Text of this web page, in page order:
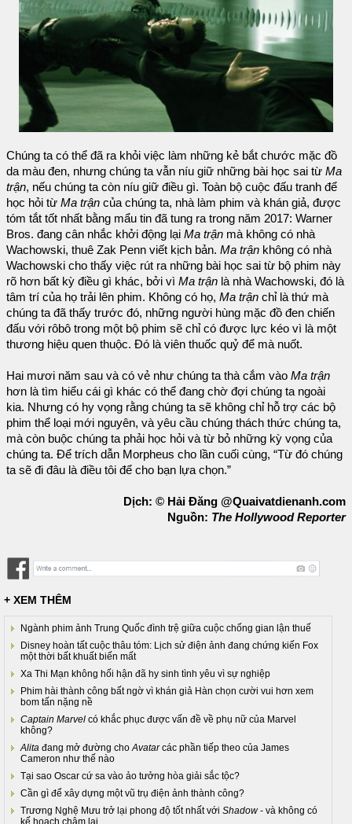
Chúng ta có thể đã ra khỏi việc làm những kẻ bắt chước mặc đồ
da màu đen, nhưng chúng ta vẫn níu giữ những bài học sai từ Ma
trận, nếu chúng ta còn níu giữ điều gì. Toàn bộ cuộc đấu tranh để
học hỏi từ Ma trận của chúng ta, nhà làm phim và khán giả, được
tóm tắt tốt nhất bằng mẩu tin đã tung ra trong năm 2017: Warner
Bros. đang cân nhắc khởi động lại Ma trận mà không có nhà
Wachowski, thuê Zak Penn viết kịch bản. Ma trận không có nhà
Wachowski cho thấy việc rút ra những bài học sai từ bộ phim này
rõ hơn bất kỳ điều gì khác, bởi vì Ma trận là nhà Wachowski, đó là
tâm trí của họ trải lên phim. Không có họ, Ma trận chỉ là thứ mà
chúng ta đã thấy trước đó, những người hùng mặc đồ đen chiến
đấu với rôbô trong một bộ phim sẽ chỉ có được lực kéo vì là một
thương hiệu quen thuộc. Đó là viên thuốc quỷ để mà nuốt.
Hai mươi năm sau và có vẻ như chúng ta thà cắm vào Ma trận
hơn là tìm hiểu cái gì khác có thể đang chờ đợi chúng ta ngoài
kia. Nhưng có hy vọng rằng chúng ta sẽ không chỉ hỗ trợ các bộ
phim thể loại mới nguyên, và yêu cầu chúng thách thức chúng ta,
mà còn buộc chúng ta phải học hỏi và từ bỏ những kỳ vọng của
chúng ta. Để trích dẫn Morpheus cho lần cuối cùng, “Từ đó chúng
ta sẽ đi đâu là điều tôi để cho bạn lựa chọn.”
Dịch: © Hải Đăng @Quaivatdienanh.com
Nguồn: The Hollywood Reporter
+ XEM THÊM
Ngành phim ảnh Trung Quốc đình trệ giữa cuộc chống gian lận thuế
Disney hoàn tất cuộc thâu tóm: Lịch sử điện ảnh đang chứng kiến Fox
một thời bất khuất biến mất
Xa Thi Mạn không hối hận đã hy sinh tình yêu vì sự nghiệp
Phim hài thành công bất ngờ vì khán giả Hàn chọn cười vui hơn xem
bom tấn nặng nề
Captain Marvel có khắc phục được vấn đề về phụ nữ của Marvel
không?
Alita đang mở đường choAvatarcác phần tiếp theo của James
Cameron như thế nào
Tại sao Oscar cứ sa vào ảo tưởng hòa giải sắc tộc?
Cần gì để xây dựng một vũ trụ điện ảnh thành công?
Trương Nghệ Mưu trở lại phong độ tốt nhất với Shadow- và không có